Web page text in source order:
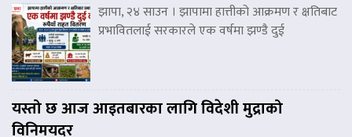
झापा, २४ साउन । झापामा हात्तीको आक्रमण र क्षतिबाट
प्रभावितलाई सरकारले एक वर्षमा झण्डै दुई
यस्तो छ आज आइतबारका लागि विदेशी मुद्राको
विनिमयदर